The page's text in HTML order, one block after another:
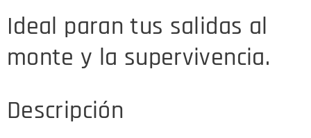
Ideal paran tus salidas al
monte y la supervivencia.
Descripción